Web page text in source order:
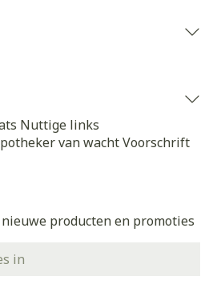
Nuttige links
van wachtVoorschrift
producten en promoties